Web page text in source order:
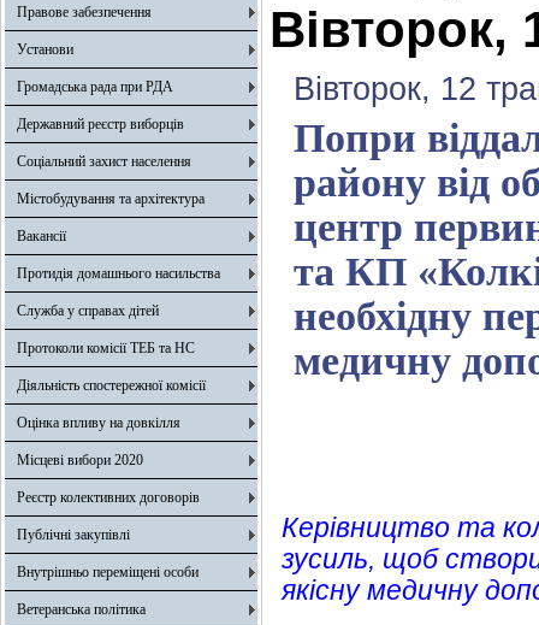
Правове забезпечення
Установи
Громадська рада при РДА
Державний реєстр виборців
Соціальний захист населення
Містобудування та архітектура
Вакансії
Протидія домашнього насильства
Служба у справах дітей
Протоколи комісії ТЕБ та НС
Діяльність спостережної комісії
Оцінка впливу на довкілля
Місцеві вибори 2020
Реєстр колективних договорів
Публічні закупівлі
Внутрішньо переміщені особи
Ветеранська політика
Вівторок,
Вівторок, 12
Попри
району від
центр
та КП
необхідну
медичну
Керівництво та
зусиль, щоб
якісну медичну